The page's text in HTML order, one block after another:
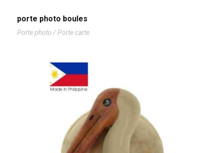
porte photo boules
Porte photo / Porte carte